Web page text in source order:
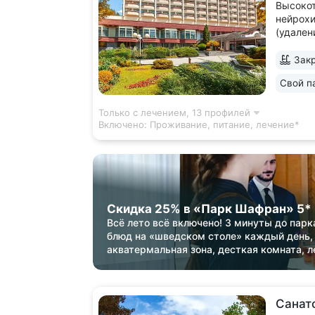
Свой
Только с лечением,
13 профилей
Включено: Проживание, питание, лечение*
Скидка 25% в «Парк Шафран» 5*
Всё лето всё включено! 3 минуты до
блюд на «шведском столе» каждый день,
акватермальная зона, десткая комната,